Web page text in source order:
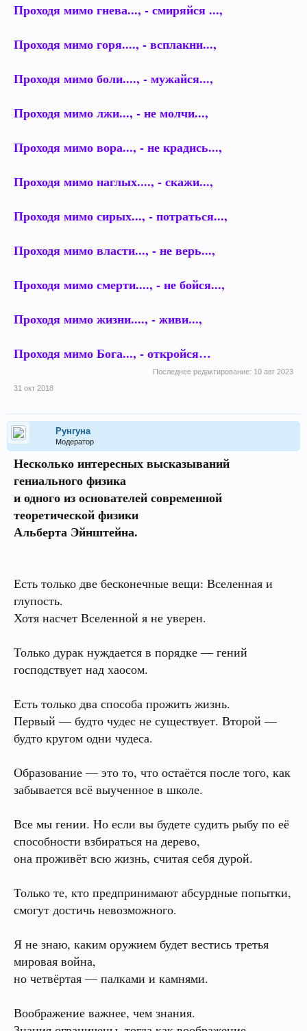
Проходя мимо гнева..., - смиряйся ...,
Проходя мимо горя...., - всплакни...,
Проходя мимо боли...., - мужайся...,
Проходя мимо лжи..., - не молчи...,
Проходя мимо вора..., - не крадись...,
Проходя мимо наглых...., - скажи...,
Проходя мимо сирых..., - потраться...,
Проходя мимо власти..., - не верь...,
Проходя мимо смерти...., - не бойся...,
Проходя мимо жизни...., - живи...,
Проходя мимо Бога..., - откройся…
Последнее редактирование: 10 авг 2023
31 окт 2018
Рунгуна
Модератор
Несколько интересных высказываний
гениального физика
и одного из основателей современной
теоретической физики
Альберта Эйнштейна.
Есть только две бесконечные вещи: Вселенная и
глупость.
Хотя насчет Вселенной я не уверен.
Только дурак нуждается в порядке — гений
господствует над хаосом.
Есть только два способа прожить жизнь.
Первый — будто чудес не существует. Второй —
будто кругом одни чудеса.
Образование — это то, что остаётся после того, как
забывается всё выученное в школе.
Все мы гении. Но если вы будете судить рыбу по её
способности взбираться на дерево,
она проживёт всю жизнь, считая себя дурой.
Только те, кто предпринимают абсурдные попытки,
смогут достичь невозможного.
Я не знаю, каким оружием будет вестись третья
мировая война,
но четвёртая — палками и камнями.
Воображение важнее, чем знания.